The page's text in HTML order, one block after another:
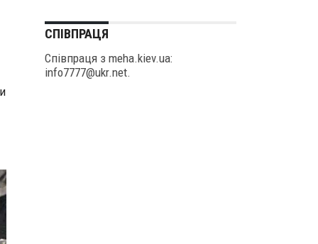
СПІВПРАЦЯ
Співпраця з meha.kiev.ua:
info7777@ukr.net.